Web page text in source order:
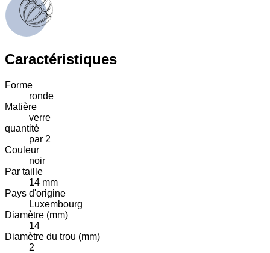
Caractéristiques
Forme
ronde
Matière
verre
quantité
par 2
Couleur
noir
Par taille
14 mm
Pays d'origine
Luxembourg
Diamètre (mm)
14
Diamètre du trou (mm)
2